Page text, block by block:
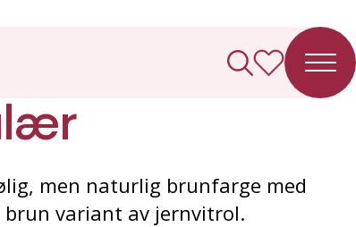
men naturlig brunfarge med
variant av jernvitrol.